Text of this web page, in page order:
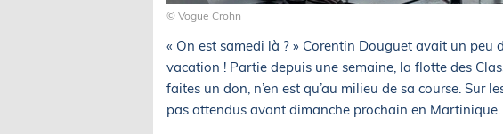
© Vogue Crohn
« On est samedi là ? » Corentin Douguet avait un peu
vacation ! Partie depuis une semaine, la flotte des
faites un don, n’en est qu’au milieu de sa course. Sur
pas attendus avant dimanche prochain en Martinique.